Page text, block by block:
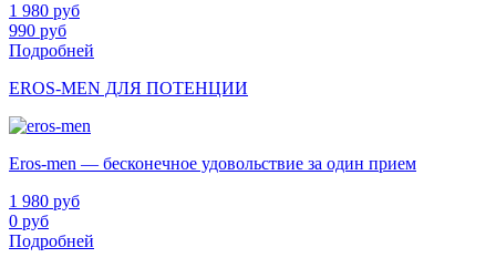
1 980 руб
990 руб
Подробней
EROS-MEN ДЛЯ ПОТЕНЦИИ
Eros-men — бесконечное удовольствие за один прием
1 980 руб
0 руб
Подробней